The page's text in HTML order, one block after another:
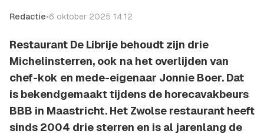
Redactie•6 oktober 2025 14:12
Restaurant De Librije behoudt zijn drie
Michelinsterren, ook na het overlijden van
chef-kok en mede-eigenaar Jonnie Boer. Dat
is bekendgemaakt tijdens de horecavakbeurs
BBB in Maastricht. Het Zwolse restaurant heeft
sinds 2004 drie sterren en is al jarenlang de